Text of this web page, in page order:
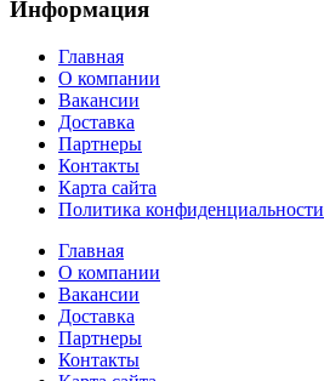
Информация
Главная
О компании
Вакансии
Доставка
Партнеры
Контакты
Карта сайта
Политика конфиденциальности
Главная
О компании
Вакансии
Доставка
Партнеры
Контакты